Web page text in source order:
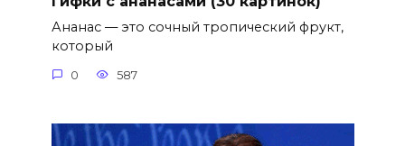
Ананас — это сочный тропический фрукт,
который
0 587